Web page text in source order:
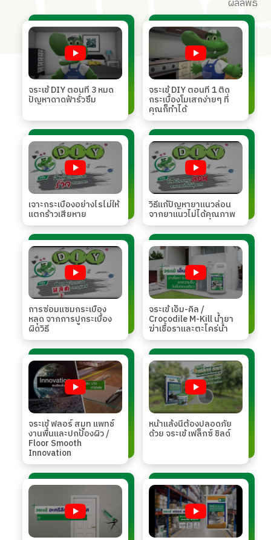
จระเข้ DIY ตอนที่ 3 หมด
ปัญหาดาดฟ้ารั่วซึม
จระเข้ DIY ตอนที่ 1 ติด
กระเบื้องโมเสกง่ายๆ ที่
คุณก็ทำได้
เจาะกระเบื้องอย่างไรไม่ให้
แตกร้าวเสียหาย
วิธีแก้ปัญหายาแนวล่อน
จากยาแนวไม่ได้คุณภาพ
การซ่อมแซมกระเบื้อง
หลุด จากการปูกระเบื้อง
ผิดวิธี
จระเข้ เอ็ม-คิล /
Crocodile M-Kill นํ้ายา
ฆ่าเชื้อราและตะไคร่นํ้า
จระเข้ ฟลอร์ สมูท แพทช์
งานพื้นและปกป้องผิว /
Floor Smooth
Innovation
หน้าแล้งนี้ต้องปลอดภัย
ด้วย จระเข้ เฟล็กซ์ ชิลด์